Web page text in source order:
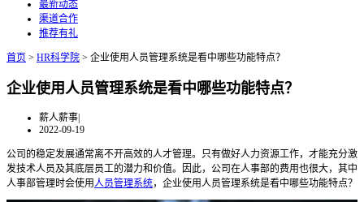
最新动态
渠道合作
推荐有礼
首页 > HR科学院 > 企业使用人员管理系统是看中哪些功能特点？
企业使用人员管理系统是看中哪些功能特点？
薪人薪事|
2022-09-19
公司的稳定发展通常离不开高效的人才管理。只有做好人力资源工作，才能充分激
发技术人员及其底层员工的潜力和价值。因此，公司在人事部的费用也很大，其中
人事部管理时会使用人员管理系统，企业使用人员管理系统是看中哪些功能特点？